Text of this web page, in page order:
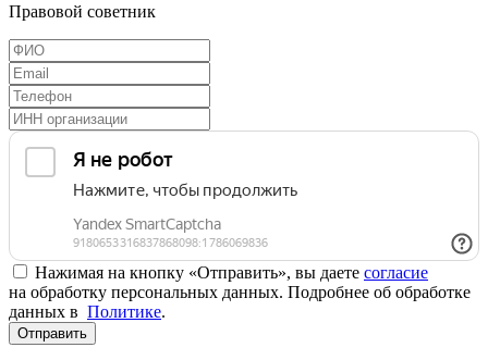
Правовой советник
Нажимая на кнопку «Отправить», вы даете согласие
на обработку персональных данных. Подробнее об обработке
данных в Политике.
Отправить